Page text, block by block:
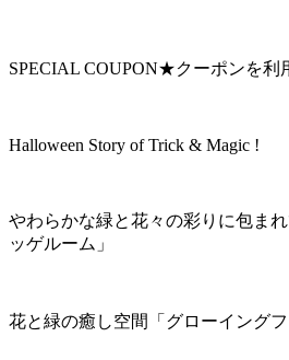
SPECIAL COUPON★クーポンを利
Halloween Story of Trick & Magic !
やわらかな緑と花々の彩りに包ま
ッゲルーム」
花と緑の癒し空間「グローイングフ